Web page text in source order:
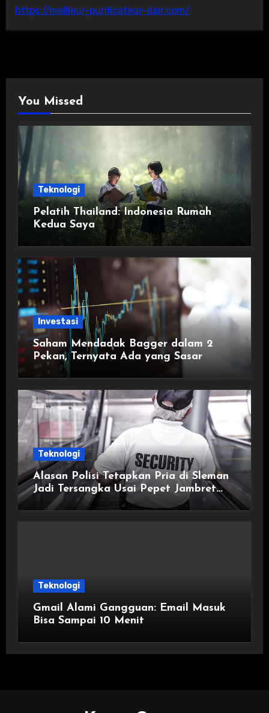
https://meilleur-purificateur-dair.com/
You Missed
Teknologi
Pelatih Thailand: Indonesia Rumah
Kedua Saya
Investasi
Saham Mendadak Bagger dalam 2
Pekan, Ternyata Ada yang Sasar
Teknologi
Alasan Polisi Tetapkan Pria di Sleman
Jadi Tersangka Usai Pepet Jambret
demi Lindungi Istri
Teknologi
Gmail Alami Gangguan: Email Masuk
Bisa Sampai 10 Menit